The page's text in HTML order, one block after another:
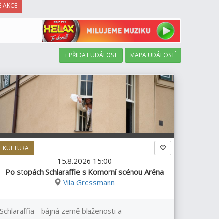
AKCE
+ PŘIDAT UDÁLOST MAPA UDÁLOSTÍ
KULTURA
15.8.2026 15:00
Po stopách Schlaraffie s Komorní scénou Aréna
Vila Grossmann
Schlaraffia - bájná země blaženosti a